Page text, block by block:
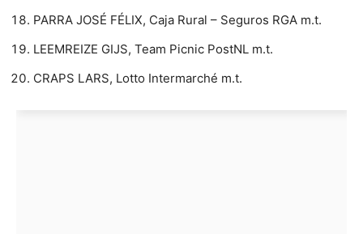
PARRA JOSÉ FÉLIX, Caja Rural – Seguros RGA m.t.
LEEMREIZE GIJS, Team Picnic PostNL m.t.
CRAPS LARS, Lotto Intermarché m.t.